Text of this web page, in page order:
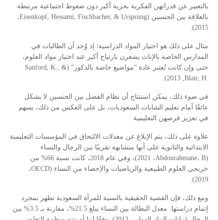
بالتعبير عن قدراتهن الفكرية بحرية أكبر دون ضغوط اجتماعية مرتبطة
بالعلاقة بين الجنسين (Eisenkopf, Hessami, Fischbacher, & Ursprung
,
2015).
مثال على ذلك هو اختيار المواد الدراسية؛ إذ وُجد أن الطالبات في
المدارس الخاصة بالإناث يشعرن بارتياح أكبر عند اختيار مواد العلوم،
حتى وإن كانت تُعتبر عادة “مواضيع خاصة بالذكور” (Sanford, K., &
Blair, H.
, 2013).
في ضوء ذلك، يمكن استنتاج أن نظام الفصل بين الجنسين لا يشكل
عائقًا أمام تعليم الشابات السعوديات، بل على العكس من ذلك، يسهم
في تعزيز فرصهن التعليمية.
علاوة على ذلك، يتم الإبلاغ عن معدلات الالتحاق في المؤسسات التعليمية
الابتدائية والثانوية على أنها متشابهة تقريبًا بين الرجال والنساء
(Abdourahmane، B
، 2021)، وفي عام 2018، كانت نسبة 66% من
خريجي العلوم الطبيعية والرياضيات والإحصاء من النساء (OECD،
2019).
ومع ذلك، فإن القضية الحقيقية بالنسبة للمرأة السعودية تظهر بمجرد
إتمام دراستها. معدل البطالة بين النساء يبلغ 21.5%، مقارنة بـ 3.5% بين